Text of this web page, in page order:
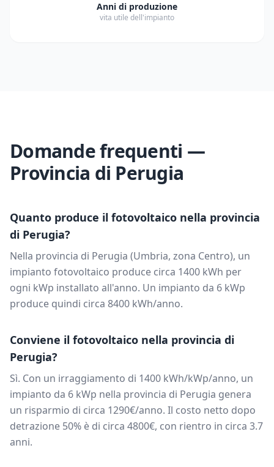
Anni di produzione
vita utile dell'impianto
Domande frequenti —
Provincia di Perugia
Quanto produce il fotovoltaico nella provincia
di Perugia?
Nella provincia di Perugia (Umbria, zona Centro), un
impianto fotovoltaico produce circa 1400 kWh per
ogni kWp installato all'anno. Un impianto da 6 kWp
produce quindi circa 8400 kWh/anno.
Conviene il fotovoltaico nella provincia di
Perugia?
Sì. Con un irraggiamento di 1400 kWh/kWp/anno, un
impianto da 6 kWp nella provincia di Perugia genera
un risparmio di circa 1290€/anno. Il costo netto dopo
detrazione 50% è di circa 4800€, con rientro in circa 3.7
anni.